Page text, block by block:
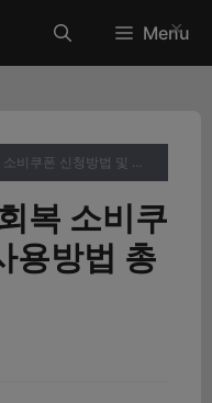
Menu
2025 당진 민생회복 소비쿠폰 신청방법 및 사용방법 총정리
복 소비쿠
용방법 총
✕